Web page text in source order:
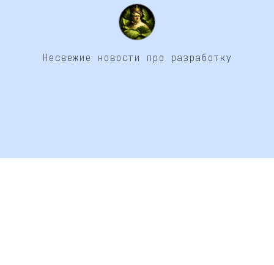
Несвежие новости про разработку